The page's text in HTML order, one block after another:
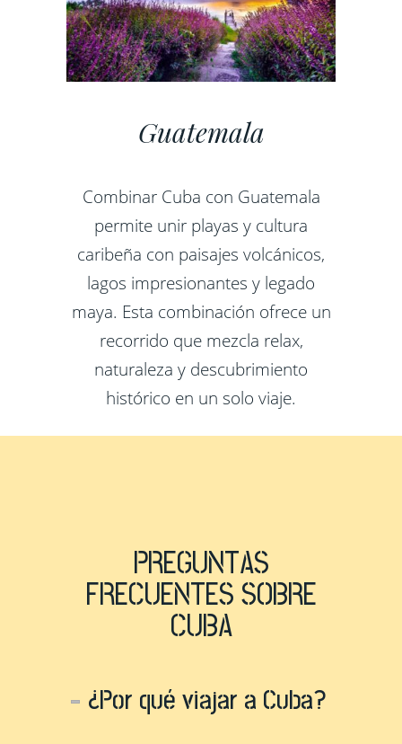
Guatemala
Combinar Cuba con Guatemala
permite unir playas y cultura
caribeña con paisajes volcánicos,
lagos impresionantes y legado
maya. Esta combinación ofrece un
recorrido que mezcla relax,
naturaleza y descubrimiento
histórico en un solo viaje.
PREGUNTAS
FRECUENTES SOBRE
CUBA
¿Por qué viajar a Cuba?